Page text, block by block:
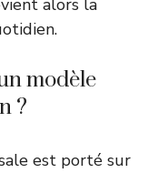
alors la
modèle
?
est porté sur